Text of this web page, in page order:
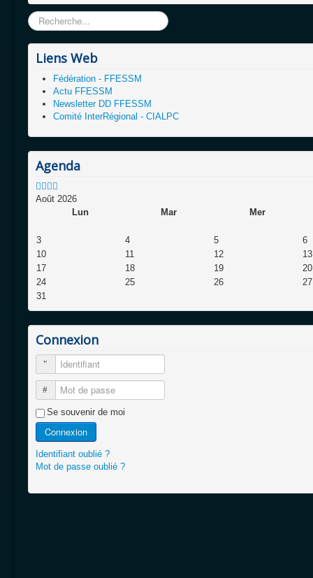
Rechercher
Liens Web
Fédération - FFESSM
Actu FFESSM
Newsletter DD FFESSM
Comité InterRégional - CIALPC
Agenda
Août 2026
Lun
Mar Mer
3 4 5
6
10
11 12
13
17
18 19
20
24
25 26
27
31
Connexion
Identifiant
Mot de passe
Se souvenir de moi
Connexion
Identifiant oublié ?
Mot de passe oublié ?